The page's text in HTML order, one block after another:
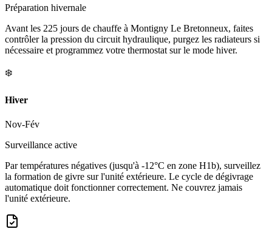
Préparation hivernale
Avant les 225 jours de chauffe à Montigny Le Bretonneux, faites
contrôler la pression du circuit hydraulique, purgez les radiateurs si
nécessaire et programmez votre thermostat sur le mode hiver.
❄️
Hiver
Nov-Fév
Surveillance active
Par températures négatives (jusqu'à -12°C en zone H1b), surveillez
la formation de givre sur l'unité extérieure. Le cycle de dégivrage
automatique doit fonctionner correctement. Ne couvrez jamais
l'unité extérieure.